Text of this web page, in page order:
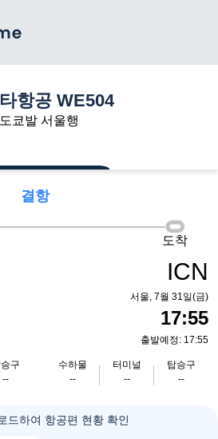
항공 WE504
도쿄발 서울행
결항
구
--
도착
ICN
서울, 7월 31일(금)
17:55
출발예정: 17:55
수하물
--
터미널
--
탑승구
--
드하여 항공편 현황 확인